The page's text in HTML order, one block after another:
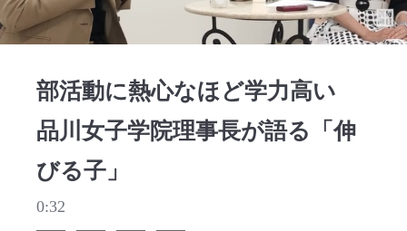
部活動に熱心なほど学力高い
品川女子学院理事長が語る「伸
びる子」
0:32